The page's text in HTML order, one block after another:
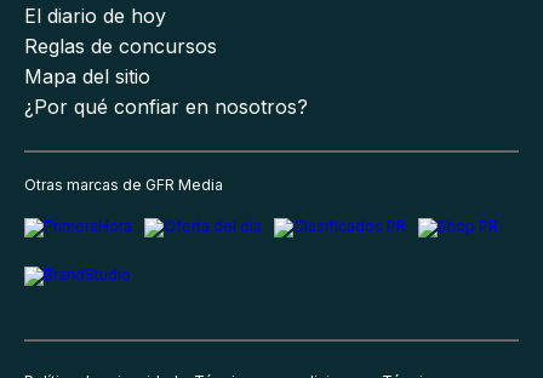
El diario de hoy
Reglas de concursos
Mapa del sitio
¿Por qué confiar en nosotros?
Otras marcas de GFR Media